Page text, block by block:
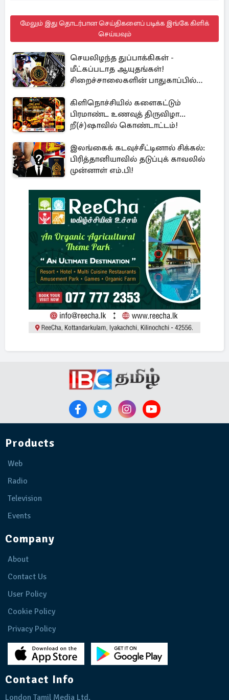
மேலும் இது தொடர்பான செய்திகளைப் படிக்க இங்கே கிளிக்
செய்யவும்
செயலிழந்த துப்பாக்கிகள் -
மீட்கப்படாத ஆயுதங்கள்!
சிறைச்சாலைகளின் பாதுகாப்பில்
கிளிநொச்சியில் களைகட்டும்
பிரமாண்ட உணவுத் திருவிழா...
றீ(ச்)ஷாவில் கொண்டாட்டம்!
இலங்கைக் கடவுச்சீட்டினால் சிக்கல்:
பிரித்தானியாவில் தடுப்புக் காவலில்
முன்னாள் எம்.பி!
Products
Web
Radio
Television
Events
Company
About
Contact Us
User Policy
Cookie Policy
Privacy Policy
Contact Info
London Tamil Media Ltd.